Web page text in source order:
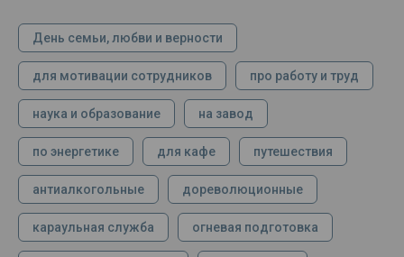
День семьи, любви и верности
для мотивации сотрудников про работу и труд
наука и образование на завод
по энергетике для кафе путешествия
антиалкогольные дореволюционные
караульная служба огневая подготовка